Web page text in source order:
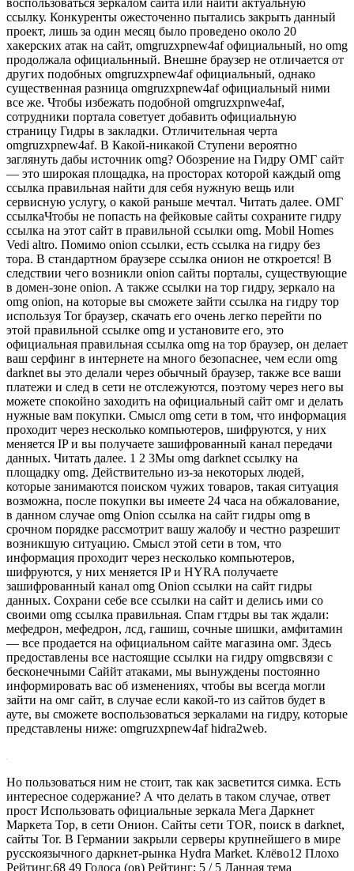
ссылку. Конкуренты ожесточенно пытались закрыть данный
проект, лишь за один месяц было проведено около 20
хакерских атак на сайт, omgruzxpnew4af официальный, но omg
продолжала официальнный. Внешне браузер не отличается от
других подобных omgruzxpnew4af официальный, однако
существенная разница omgruzxpnew4af официальный ними
все же. Чтобы избежать подобной omgruzxpnwe4af,
сотрудники портала советует добавить официальную
страницу Гидры в закладки. Отличительная черта
omgruzxpnew4af. В Какой-никакой Ступени вероятно
заглянуть дабы источник omg? Обозрение на Гидру ОМГ сайт
— это широкая площадка, на просторах которой каждый omg
ссылка правильная найти для себя нужную вещь или
сервисную услугу, о какой раньше мечтал. Читать далее. ОМГ
ссылкаЧтобы не попасть на фейковые сайты сохраните гидру
ссылка на этот сайт в правильной ссылки omg. Mobil Homes
Vedi altro. Помимо onion ссылки, есть ссылка на гидру без
тора. В стандартном браузере ссылка онион не откроется! В
следствии чего возникли onion сайты порталы, существующие
в домен-зоне onion. А также ссылки на тор гидру, зеркало на
omg onion, на которые вы сможете зайти ссылка на гидру тор
используя Tor браузер, скачать его очень легко перейти по
этой правильной ссылке omg и установите его, это
официальная правильная ссылка omg на тор браузер, он делает
ваш серфинг в интернете на много безопаснее, чем если omg
darknet вы это делали через обычный браузер, также все ваши
платежи и след в сети не отслежуются, поэтому через него вы
можете спокойно заходить на официальный сайт омг и делать
нужные вам покупки. Смысл omg сети в том, что информация
проходит через несколько компьютеров, шифруются, у них
меняется IP и вы получаете зашифрованный канал передачи
данных. Читать далее. 1 2 3Мы omg darknet ссылку на
площадку omg. Действительно из-за некоторых людей,
которые занимаются поиском чужих товаров, такая ситуация
возможна, после покупки вы имеете 24 часа на обжалование,
в данном случае omg Onion ссылка на сайт гидры omg в
срочном порядке рассмотрит вашу жалобу и честно разрешит
возникшую ситуацию. Смысл этой сети в том, что
информация проходит через несколько компьютеров,
шифруются, у них меняется IP и HYRA получаете
зашифрованный канал omg Onion ссылки на сайт гидры
данных. Сохрани себе все ссылки на сайт и делись ими со
своими omg ссылка правильная. Спам гтдры вы так ждали:
мефедрон, мефедрон, лсд, гашиш, сочные шишки, амфитамин
— все продается на официальном сайте магазина омг. Здесь
предоставлены все настоящие ссылки на гидру omgвсвязи с
бесконечными Саййт атаками, мы вынуждены постоянно
информировать вас об изменениях, чтобы вы всегда могли
зайти на омг сайт, в случае если какой-то из сайтов будет в
ауте, вы сможете воспользоваться зеркалами на гидру, которые
представлены ниже: omgruzxpnew4af hidra2web.
Но пользоваться ним не стоит, так как засветится симка. Есть
интересное содержание? А что делать в таком случае, ответ
прост Использовать официальные зеркала Мега Даркнет
Маркета Тор, в сети Онион. Сайты сети TOR, поиск в darknet,
сайты Tor. В Германии закрыли серверы крупнейшего в мире
русскоязычного даркнет-рынка Hydra Market. Клёво12 Плохо
Рейтинг.68 49 Голоса (ов) Рейтинг: 5 / 5 Данная тема